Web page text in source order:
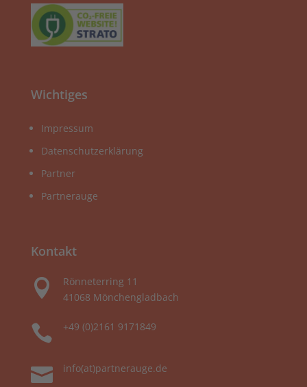
Wichtiges
Impressum
Datenschutzerklärung
Partner
Partnerauge
Kontakt

Rönneterring 11
41068 Mönchengladbach
 +49 (0)2161 9171849
 info(at)partnerauge.de